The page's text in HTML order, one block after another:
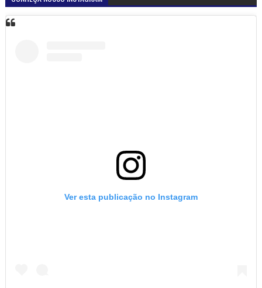
Ver esta publicação no Instagram